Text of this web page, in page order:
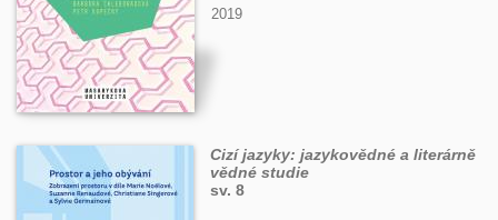
2019
Cizí jazyky: jazykovědné a literárně
vědné studie
sv. 8